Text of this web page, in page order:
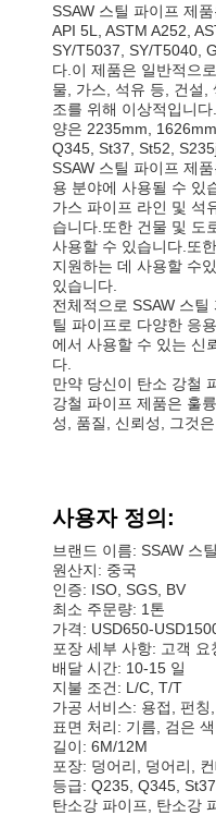
SSAW 스틸 파이프 제
API 5L, ASTM A252,
SY/T5037, SY/T5040,
다.이 제품은 일반적으
물, 가스, 석유 등, 건설,
조를 위해 이상적입니
양은 2235mm,
Q345, St37, St52,
SSAW 스틸 파이프 제
용 분야에 사용될 수 있
가스 파이프 라인 및 석
습니다.또한 건물 및 도
사용할 수 있습니다.또
지원하는 데 사용할 수
있습니다.
전체적으로 SSAW 스
틸 파이프로 다양한 응
에서 사용할 수 있는 신
다.
만약 당신이 탄소 강철
강철 파이프 제품은 훌
성, 품질, 신뢰성, 그것
사용자 정의:
브랜드 이름: SSAW 스
원산지: 중국
인증: ISO, SGS, BV
최소 주문량: 1톤
가격: USD650-
포장 세부 사항: 고객 요
배달 시간: 10-15 일
지불 조건: L/C, T/T
가공 서비스: 용접, 펀칭
표면 처리: 기름, 검은
길이: 6M/12M
포장: 덩어리, 덩어리,
등급: Q235, Q345,
탄소강 파이프, 탄소강